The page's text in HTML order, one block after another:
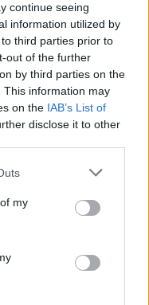
continue seeing
information utilized by
third parties prior to
out of the further
by third parties on the
This information may
on the IAB’s List of
disclose it to other
one or more Google
You may click to
third-party tags to
in below Google
my
για
ήταν ζεστά